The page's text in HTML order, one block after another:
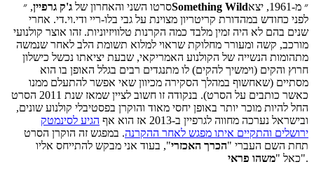
סרטו השני והאחרון של ג'ק גרפיין, ״ Something Wild״ מ-1961, יצא
לפני כחודש במהדורת קריטריון מצוינת על גבי בלו-ריי ודי.וי.די. אחרי
שנים בהם לא היה זמין מלבד כמה הקרנות טלוויזיוניות. זהו אוצר קולנועי
מורכב, קשה ומעורר מחלוקת שראוי למלוא תשומת הלב לאחר שנמשה
מתהומות הנשייה של הקולנוע האמריקאי, שבעת יציאתו נכשל כישלון
חרוץ והקים (וימשיך להקים) לו מתנגדים רבים בגלל האופן בו הוא
מסתיים (שאחשוף במהלך הסקירה מכיוון שאי אפשר להתעלם ממנו
כאשר כותבים על הסרט). בנקודה זו חשוב לציין שמאז שנת 2011 הסרט
החל להיות מוכר יותר באופן יחסי מאוד והוקרן בפסטיבלי קולנוע שונים,
ובישראל נערכה מחווה לגרפיין ב-2013 אז הוא אף
הגיע לסינמטק
ירושלים והתקיים איתו מפגש לאחר ההקרנה. במפגש זה הוקרן הסרט
תחת השם העברי "הכרך האכזרי", בעוד אני מבקש להתייחס אליו
כאל "משהו פראי
".